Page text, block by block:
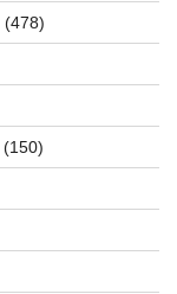
(478)
(150)